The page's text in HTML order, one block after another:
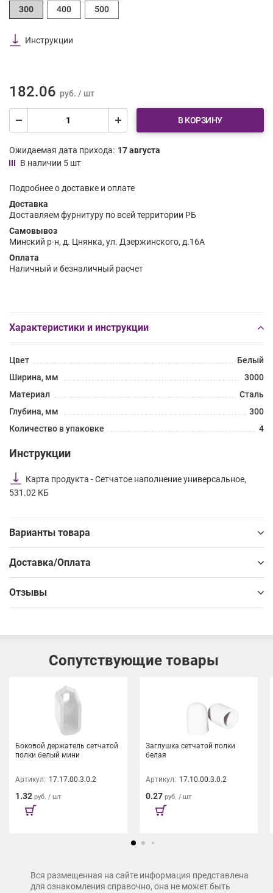
300
400 500
Инструкции
182.06 руб. / шт
В КОРЗИНУ
Ожидаемая дата прихода: 17 августа
В наличии 5 шт
Подробнее о доставке и оплате
Доставка
Доставляем фурнитуру по всей территории РБ
Самовывоз
Минский р-н, д. Цнянка, ул. Дзержинского, д.16А
Оплата
Наличный и безналичный расчет
Характеристики и инструкции
Цвет
Белый
Ширина, мм
3000
Материал
Сталь
Глубина, мм
300
Количество в упаковке
4
Инструкции
Карта продукта - Сетчатое наполнение универсальное,
531.02 КБ
Варианты товара
Доставка/Оплата
Отзывы
Сопутствующие товары
Боковой держатель сетчатой
полки белый мини
Артикул: 17.17.00.3.0.2
1.32 руб. / шт
Заглушка сетчатой полки
белая
Артикул: 17.10.00.3.0.2
0.27 руб. / шт
Вся размещенная на сайте информация представлена
для ознакомления справочно, она не может быть